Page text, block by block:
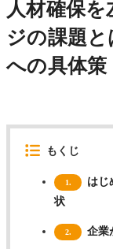
人材確保
ジの課題
への具体策
もくじ
1.
はじ
状
2. 企業